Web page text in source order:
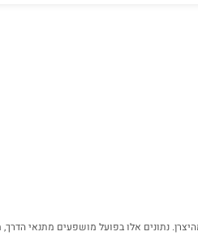
נתונים אלו בפועל מושפעים מתנאי הדרך,